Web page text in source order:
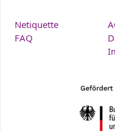
Netiquette
FAQ